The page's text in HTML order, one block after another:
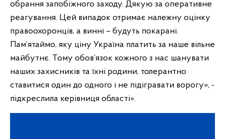
обрання запобіжного заходу. Дякую за оперативне
реагування. Цей випадок отримає належну оцінку
правоохоронців, а винні – будуть покарані.
Пам’ятаймо, яку ціну Україна платить за наше вільне
майбутнє. Тому обов’язок кожного з нас шанувати
наших захисників та їхні родини, толерантно
ставитися один до одного і не підігравати ворогу», -
підкреслила керівниця області».